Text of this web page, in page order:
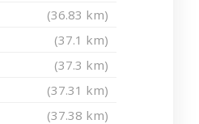
(36.83 km)
(37.1 km)
(37.3 km)
(37.31 km)
(37.38 km)